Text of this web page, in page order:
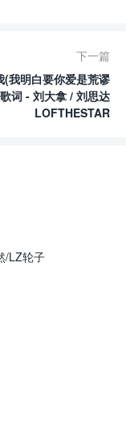
下一篇
(我明白要你爱是荒谬
词 - 刘大拿 / 刘思达
LOFTHESTAR
/LZ轮子